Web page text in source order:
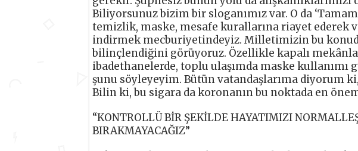
Biliyorsunuz bizim bir sloganımız var. O da
temizlik, maske, mesafe kurallarına riayet ederek
indirmek mecburiyetindeyiz. Milletimizin bu
bilinçlendiğini görüyoruz. Özellikle kapalı
ibadethanelerde, toplu ulaşımda maske kullanımı
şunu söyleyeyim. Bütün vatandaşlarıma diyorum ki,
Bilin ki, bu sigara da koronanın bu noktada en
“KONTROLLÜ BİR ŞEKİLDE HAYATIMIZI
BIRAKMAYACAĞIZ”